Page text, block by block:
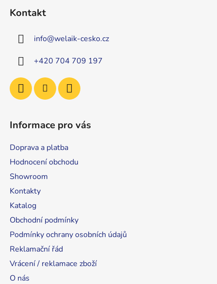
Kontakt
info@welaik-cesko.cz
+420 704 709 197
Informace pro vás
Doprava a platba
Hodnocení obchodu
Showroom
Kontakty
Katalog
Obchodní podmínky
Podmínky ochrany osobních údajů
Reklamační řád
Vrácení / reklamace zboží
O nás